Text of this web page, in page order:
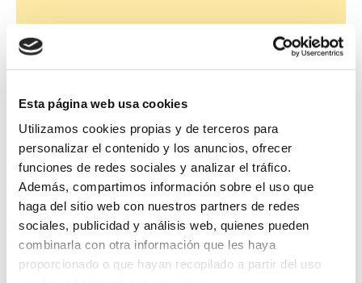
Esta página web usa cookies
Utilizamos cookies propias y de terceros para
personalizar el contenido y los anuncios, ofrecer
funciones de redes sociales y analizar el tráfico.
Además, compartimos información sobre el uso que
haga del sitio web con nuestros partners de redes
sociales, publicidad y análisis web, quienes pueden
combinarla con otra información que les haya
proporcionado o que hayan recopilado a partir del uso
Iyengar
Instructor